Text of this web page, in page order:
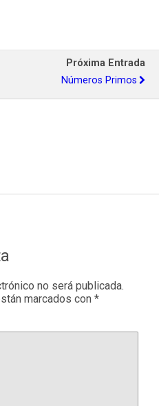
Próxima Entrada
Números Primos
no será publicada.
marcados con *